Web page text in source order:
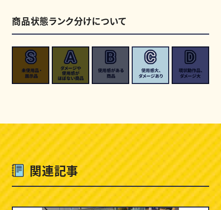
商品状態ランク分けについて
関連記事